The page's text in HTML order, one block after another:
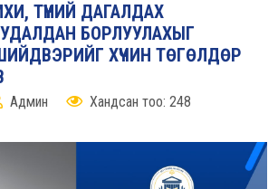
ТҮҮНИЙ ДАГАЛДАХ
БОРЛУУЛАХЫГ
ХҮЧИН ТӨГӨЛДӨР
Админ
Хандсан тоо: 248